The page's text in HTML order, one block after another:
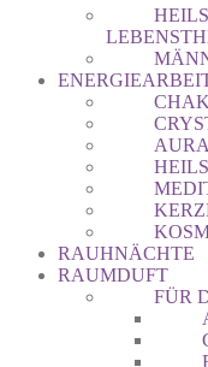
RAUHNÄCHTE
RAUMDUFT
FÜR